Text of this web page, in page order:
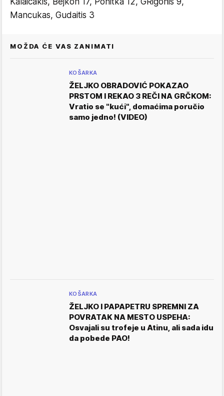
Mancukas, Gudaitis 3
MOŽDA ĆE VAS ZANIMATI
KOŠARKA
ŽELJKO OBRADOVIĆ POKAZAO
PRSTOM I REKAO 3 REČI NA GRČKOM:
Vratio se "kući", domaćima poručio
samo jedno! (VIDEO)
KOŠARKA
ŽELJKO I PAPAPETRU SPREMNI ZA
POVRATAK NA MESTO USPEHA:
Osvajali su trofeje u Atinu, ali sada idu
da pobede PAO!